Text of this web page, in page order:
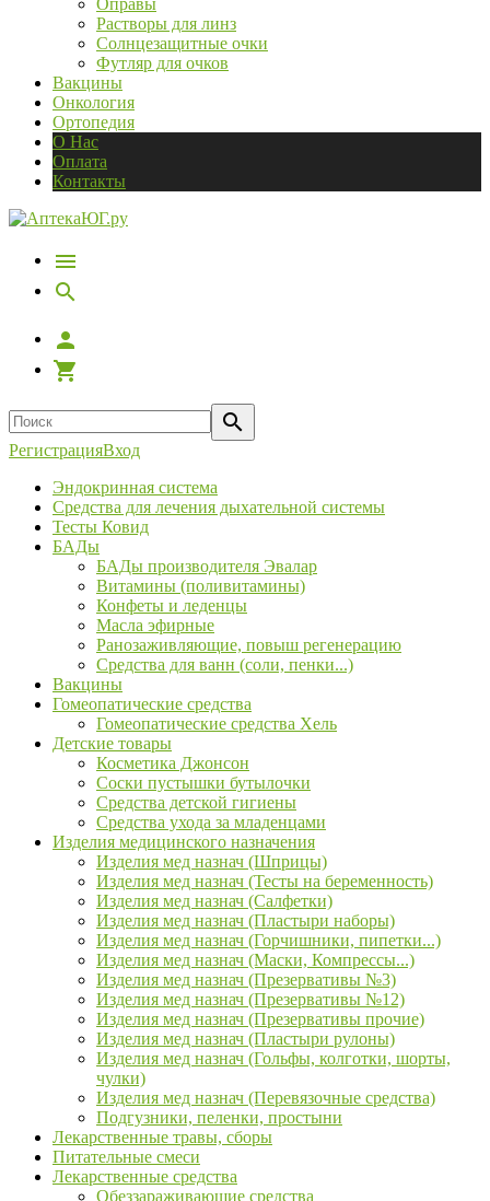
Оправы
Растворы для линз
Солнцезащитные очки
Футляр для очков
Вакцины
Онкология
Ортопедия
О Нас
Оплата
Контакты
РегистрацияВход
Эндокринная система
Средства для лечения дыхательной системы
Тесты Ковид
БАДы
БАДы производителя Эвалар
Витамины (поливитамины)
Конфеты и леденцы
Масла эфирные
Ранозаживляющие, повыш регенерацию
Средства для ванн (соли, пенки...)
Вакцины
Гомеопатические средства
Гомеопатические средства Хель
Детские товары
Косметика Джонсон
Соски пустышки бутылочки
Средства детской гигиены
Средства ухода за младенцами
Изделия медицинского назначения
Изделия мед назнач (Шприцы)
Изделия мед назнач (Тесты на беременность)
Изделия мед назнач (Салфетки)
Изделия мед назнач (Пластыри наборы)
Изделия мед назнач (Горчишники, пипетки...)
Изделия мед назнач (Маски, Компрессы...)
Изделия мед назнач (Презервативы №3)
Изделия мед назнач (Презервативы №12)
Изделия мед назнач (Презервативы прочие)
Изделия мед назнач (Пластыри рулоны)
Изделия мед назнач (Гольфы, колготки, шорты,
чулки)
Изделия мед назнач (Перевязочные средства)
Подгузники, пеленки, простыни
Лекарственные травы, сборы
Питательные смеси
Лекарственные средства
Обеззараживающие средства